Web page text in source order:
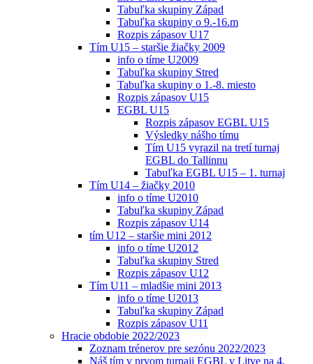
Tabuľka skupiny Západ
Tabuľka skupiny o 9.-16.m
Rozpis zápasov U17
Tím U15 – staršie žiačky 2009
info o tíme U2009
Tabuľka skupiny Stred
Tabuľka skupiny o 1.-8. miesto
Rozpis zápasov U15
EGBL U15
Rozpis zápasov EGBL U15
Výsledky nášho tímu
Tím U15 vyrazil na tretí turnaj
EGBL do Tallinnu
Tabuľka EGBL U15 – 1. turnaj
Tím U14 – žiačky 2010
info o tíme U2010
Tabuľka skupiny Západ
Rozpis zápasov U14
tím U12 – staršie mini 2012
info o tíme U2012
Tabuľka skupiny Stred
Rozpis zápasov U12
Tím U11 – mladšie mini 2013
info o tíme U2013
Tabuľka skupiny Západ
Rozpis zápasov U11
Hracie obdobie 2022/2023
Zoznam trénerov pre sezónu 2022/2023
Náš tím v prvom turnaji EGBL v Litve na 4.